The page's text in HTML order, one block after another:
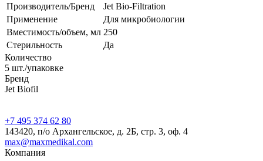
Производитель/Бренд
Jet Bio-Filtration
Применение
Для микробиологии
Вместимость/объем, мл 250
Стерильность
Да
Количество
5 шт./упаковке
Бренд
Jet Biofil
+7 495 374 62 80
143420, п/о Архангельское, д. 2Б, стр. 3, оф. 4
max@maxmedikal.com
Компания